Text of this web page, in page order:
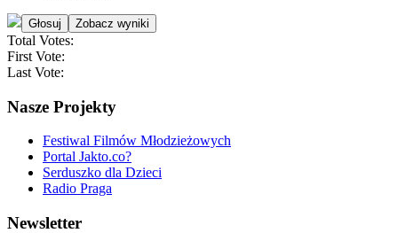
Total Votes:
First Vote:
Last Vote:
Nasze Projekty
Festiwal Filmów Młodzieżowych
Portal Jakto.co?
Serduszko dla Dzieci
Radio Praga
Newsletter